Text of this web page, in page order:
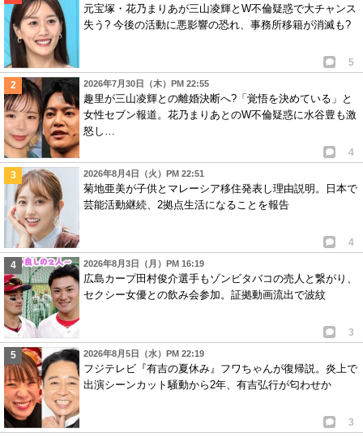
元宝塚・花乃まりあが三山凌輝とW不倫疑惑で大チャンス
失う? 今後の活動に悪影響の恐れ、事務所移籍が消滅も?
5
2026年7月30日（木）PM 22:55
趣里が三山凌輝との離婚決断へ?「覚悟を決めている」と
女性セブン報道。花乃まりあとのW不倫疑惑に水谷豊も激
怒し…
4
2026年8月4日（火）PM 22:51
菊地亜美が子供とマレーシア移住発表し理由説明。日本で
芸能活動継続、2拠点生活になることを報告
4
2026年8月3日（月）PM 16:19
広島カープ田村俊介選手もゾンビタバコの売人と繋がり、
セクシー女優との飲み会参加。証拠動画流出で波紋
3
2026年8月5日（水）PM 22:19
フジテレビ『有吉の夏休み』フワちゃんが復帰説。炎上で
出演シーンカット騒動から2年、有吉弘行が匂わせか
3